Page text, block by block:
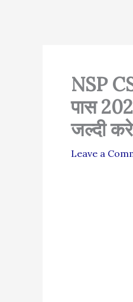
NSP
पास
जल्दी
Leave a